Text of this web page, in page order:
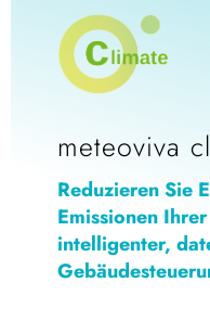
meteoviva
Reduzieren Sie
Emissionen
intelligenter,